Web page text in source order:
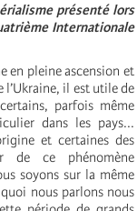
présenté lors
Internationale
en pleine ascension et
l’Ukraine, il est utile de
parfois même
dans les pays...
et certaines des
de ce phénomène
soyons sur la même
nous parlons nous